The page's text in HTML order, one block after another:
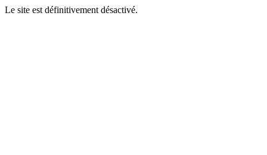
Le site est définitivement désactivé.